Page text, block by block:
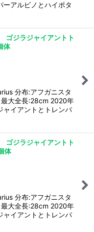
アルビノとハイポタ
ゴジラジャイアントト
体
分布:アフガニスタ
大全長:28cm 2020年
イアントとトレンパ
ゴジラジャイアントト
体
分布:アフガニスタ
大全長:28cm 2020年
イアントとトレンパ